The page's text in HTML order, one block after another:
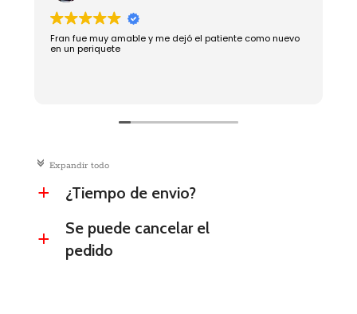
Fran fue muy amable y me dejó el patiente como nuevo
en un periquete
c Expandir todo
a ¿Tiempo de envio?
a
Se puede cancelar el
pedido